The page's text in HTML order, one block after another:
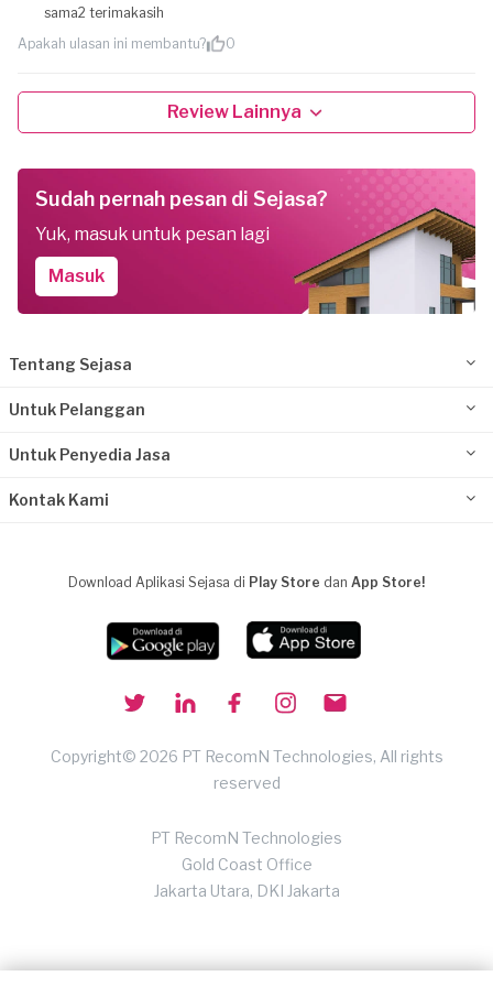
sama2 terimakasih
Apakah ulasan ini membantu?
0
Review Lainnya
Sudah pernah pesan di Sejasa?
Yuk, masuk untuk pesan lagi
Masuk
Tentang Sejasa
Untuk Pelanggan
Untuk Penyedia Jasa
Kontak Kami
Download Aplikasi Sejasa di Play Store dan App Store!
Copyright© 2026 PT RecomN Technologies, All rights
reserved
PT RecomN Technologies
Gold Coast Office
Jakarta Utara, DKI Jakarta